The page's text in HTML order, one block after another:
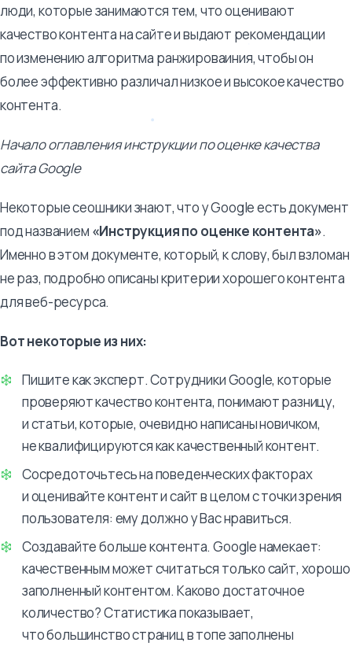
люди, которые занимаются тем, что оценивают
качество контента на сайте и выдают рекомендации
по изменению алгоритма ранжироваиния, чтобы он
более эффективно различал низкое и высокое качество
контента.
Начало оглавления инструкции по оценке качества
сайта Google
Некоторые сеошники знают, что у Google есть документ
под названием «Инструкция по оценке контента».
Именно в этом документе, который, к слову, был взломан
не раз, подробно описаны критерии хорошего контента
для веб-ресурса.
Вот некоторые из них:
Пишите как эксперт. Сотрудники Google, которые
проверяют качество контента, понимают разницу,
и статьи, которые, очевидно написаны новичком,
не квалифицируются как качественный контент.
Сосредоточьтесь на поведенческих факторах
и оценивайте контент и сайт в целом с точки зрения
пользователя: ему должно у Вас нравиться.
Создавайте больше контента. Google намекает:
качественным может считаться только сайт, хорошо
заполненный контентом. Каково достаточное
количество? Статистика показывает,
что большинство страниц в топе заполнены